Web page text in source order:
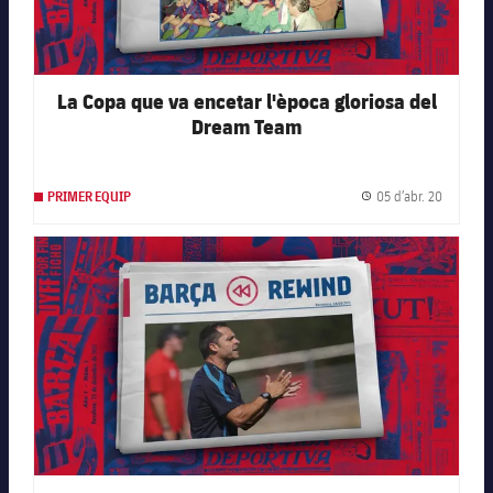
La Copa que va encetar l'època gloriosa del
Dream Team
PRIMER EQUIP Data de
05 d’abr. 20
FC Barcelona club badge